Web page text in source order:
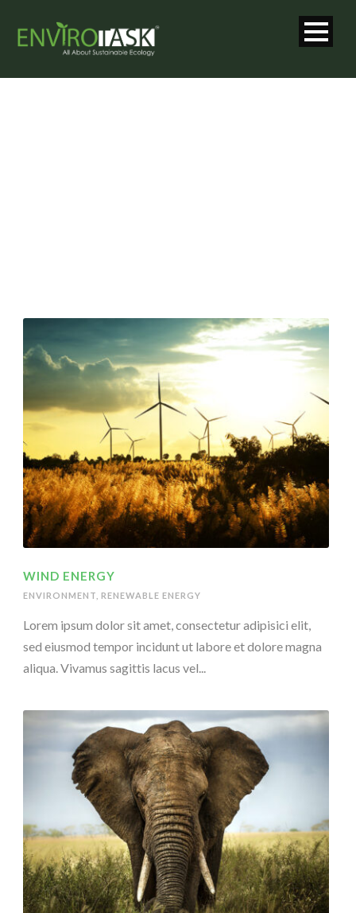
WIND ENERGY
ENVIRONMENT RENEWABLE ENERGY
Lorem ipsum dolor sit amet, consectetur adipisici elit,
sed eiusmod tempor incidunt ut labore et dolore magna
aliqua. Vivamus sagittis lacus vel...